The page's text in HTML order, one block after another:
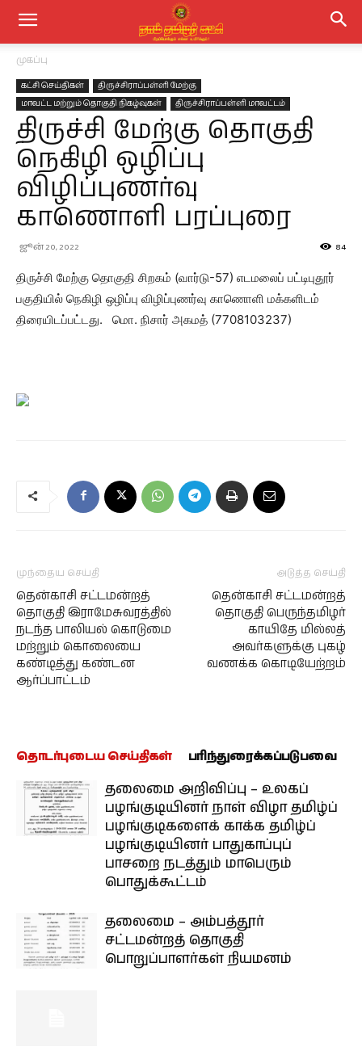
முகப்பு
கட்சி செய்திகள்
திருச்சிராப்பள்ளி மேற்கு
மாவட்ட மற்றும் தொகுதி நிகழ்வுகள்
திருச்சிராப்பள்ளி மாவட்டம்
திருச்சி மேற்கு தொகுதி
நெகிழி ஒழிப்பு
விழிப்புணர்வு
காணொளி பரப்புரை
ஜூன் 20, 2022 84
திருச்சி மேற்கு தொகுதி சிறகம் (வார்டு-57) எடமலைப் பட்டிபுதூர்
பகுதியில் நெகிழி ஒழிப்பு விழிப்புணர்வு காணொளி மக்களிடம்
திரையிடப்பட்டது. மொ. நிசார் அகமத் (7708103237)
முந்தைய செய்தி
தென்காசி சட்டமன்றத்
தொகுதி இராமேசுவரத்தில்
நடந்த பாலியல் கொடுமை
மற்றும் கொலையை
கண்டித்து கண்டன
ஆர்ப்பாட்டம்
அடுத்த செய்தி
தென்காசி சட்டமன்றத்
தொகுதி பெருந்தமிழர்
காயிதே மில்லத்
அவர்களுக்கு புகழ்
வணக்க கொடியேற்றம்
தொடர்புடைய செய்திகள் பரிந்துரைக்கப்படுபவை
தலைமை அறிவிப்பு – உலகப்
பழங்குடியினர் நாள் விழா தமிழ்ப்
பழங்குடிகளைக் காக்க தமிழ்ப்
பழங்குடியினர் பாதுகாப்புப்
பாசறை நடத்தும் மாபெரும்
பொதுக்கூட்டம்
தலைமை – அம்பத்தூர்
சட்டமன்றத் தொகுதி
பொறுப்பாளர்கள் நியமனம்